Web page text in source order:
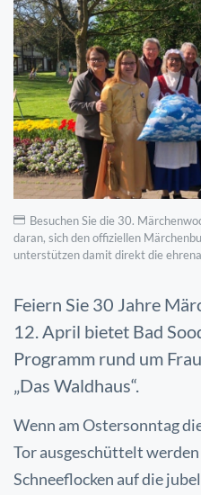
Besuchen Sie die 30.
daran, sich den offiziellen
unterstützen damit direkt die
Feiern Sie 30 Jahre
12. April bietet Bad
Programm rund um
„Das Waldhaus“.
Wenn am Ostersonntag
Tor ausgeschüttelt
Schneeflocken auf die